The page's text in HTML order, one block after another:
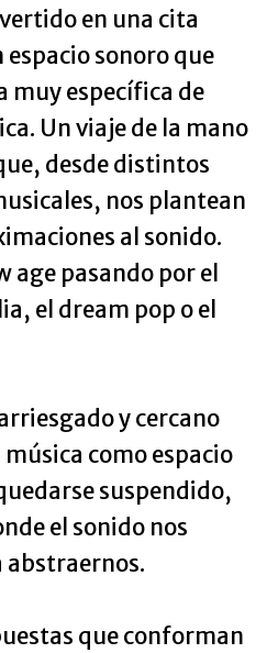
en una cita
sonoro que
muy específica de
Un viaje de la mano
desde distintos
nos plantean
al sonido.
age pasando por el
el dream pop o el
y cercano
como espacio
suspendido,
el sonido nos
abstraernos.
que conforman